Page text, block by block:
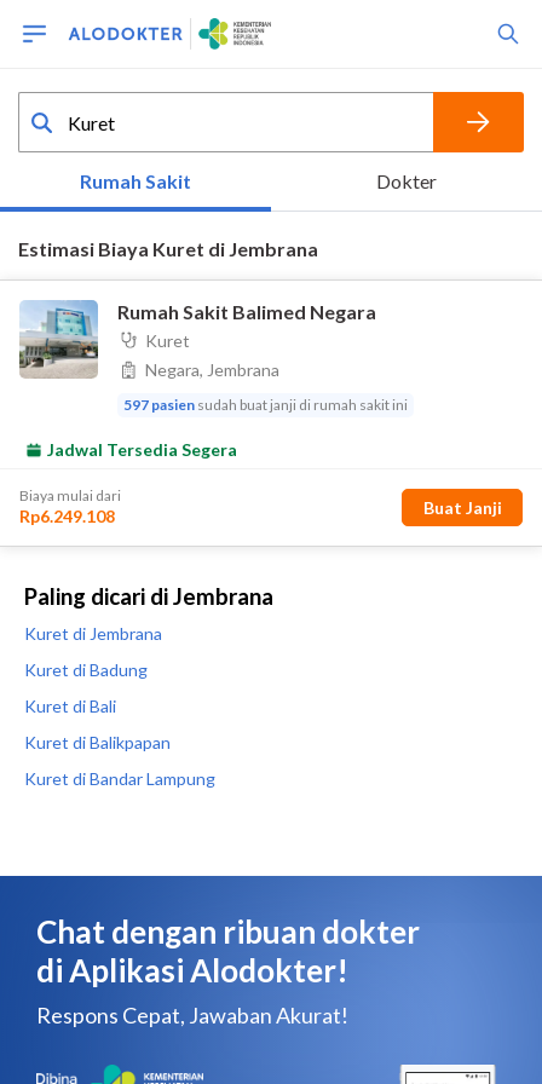
Paling dicari di Jembrana
Kuret di Jembrana
Kuret di Badung
Kuret di Bali
Kuret di Balikpapan
Kuret di Bandar Lampung